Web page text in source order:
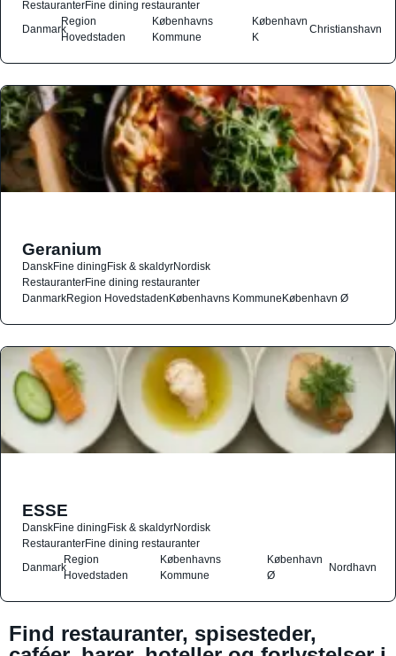
RestauranterFine dining restauranter
Danmark
Region
Hovedstaden
Københavns
Kommune
København
K
Christianshavn
Geranium
DanskFine diningFisk & skaldyrNordisk
RestauranterFine dining restauranter
DanmarkRegion HovedstadenKøbenhavns KommuneKøbenhavn Ø
ESSE
DanskFine diningFisk & skaldyrNordisk
RestauranterFine dining restauranter
Danmark
Region
Hovedstaden
Københavns
Kommune
København
Ø
Nordhavn
Find restauranter, spisesteder,